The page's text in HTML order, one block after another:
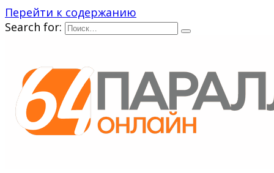
Перейти к содержанию
Search for: